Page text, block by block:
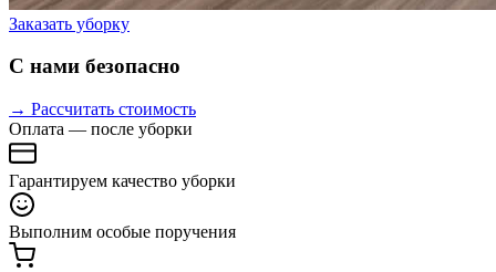
Заказать уборку
С нами безопасно
→ Рассчитать стоимость
Оплата — после уборки
Гарантируем качество уборки
Выполним особые поручения